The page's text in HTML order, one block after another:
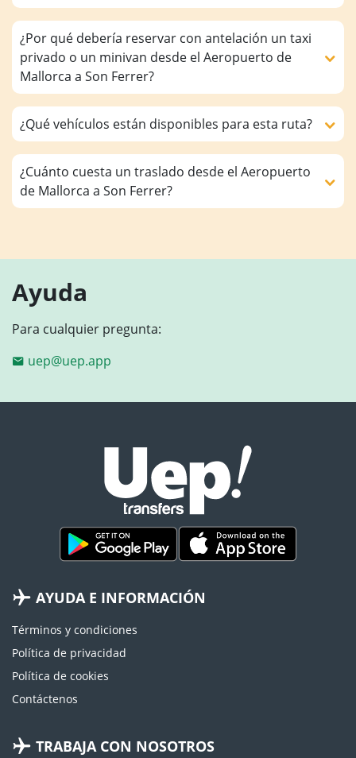
¿Por qué debería reservar con antelación un taxi
privado o un minivan desde el Aeropuerto de
Mallorca a Son Ferrer?
¿Qué vehículos están disponibles para esta ruta?
¿Cuánto cuesta un traslado desde el Aeropuerto
de Mallorca a Son Ferrer?
Ayuda
Para cualquier pregunta:
uep@uep.app
AYUDA E INFORMACIÓN
Términos y condiciones
Política de privacidad
Política de cookies
Contáctenos
TRABAJA CON NOSOTROS